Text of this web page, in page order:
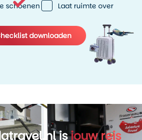
Glide geschikt?
Electra Glide Canada is ideaal als je:
wilt rijden zonder fysieke belasting
reist en comfort belangrijk vindt
betrouwbare touringmotor zoekt
dit model wat gewicht heeft. We
om vooraf te kijken of dit type
past.
schoenen Laat ruimte over
downloaden
isjouw reis